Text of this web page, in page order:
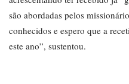
são abordadas pelos
conhecidos e espero que a
este ano”, sustentou.